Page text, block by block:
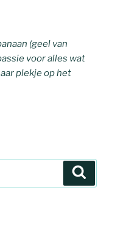
(geel van
voor alles wat
plekje op het